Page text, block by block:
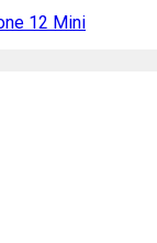
12 Mini